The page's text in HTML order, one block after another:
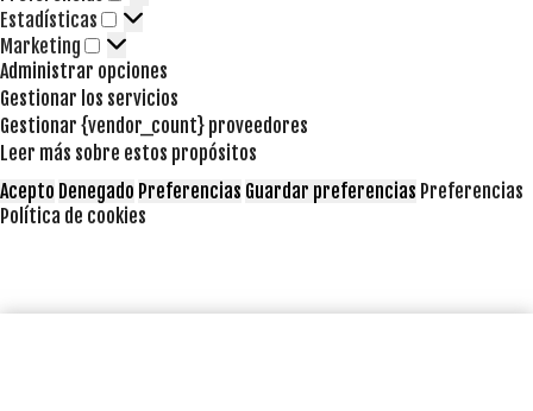
Preferencias
Estadísticas Estadísticas
Marketing Marketing
Administrar opciones
Gestionar los servicios
Gestionar {vendor_count} proveedores
Leer más sobre estos propósitos
Acepto Denegado Preferencias Guardar preferencias Preferencias
Política de cookies